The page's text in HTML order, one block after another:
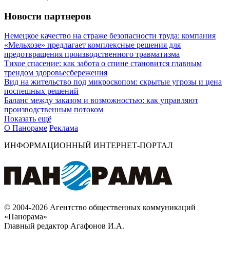
Новости партнеров
Немецкое качество на страже безопасности труда: компания
«Мельхозе» предлагает комплексные решения для
предотвращения производственного травматизма
Тихое спасение: как забота о спине становится главным
трендом здоровьесбережения
Вид на жительство под микроскопом: скрытые угрозы и цена
поспешных решений
Баланс между заказом и возможностью: как управляют
производственным потоком
Показать ещё
О Панораме Реклама
ИНФОРМАЦИОННЫЙ ИНТЕРНЕТ-ПОРТАЛ
© 2004-2026 Агентство общественных коммуникаций
«Панорама»
Главный редактор Агафонов И.А.